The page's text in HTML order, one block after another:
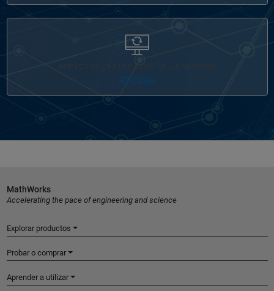
ASPECTOS DESTACADOS DE LA VERSIÓN
R2026a
MathWorks
Accelerating the pace of engineering and science
Explorar productos
Probar o comprar
Aprender a utilizar